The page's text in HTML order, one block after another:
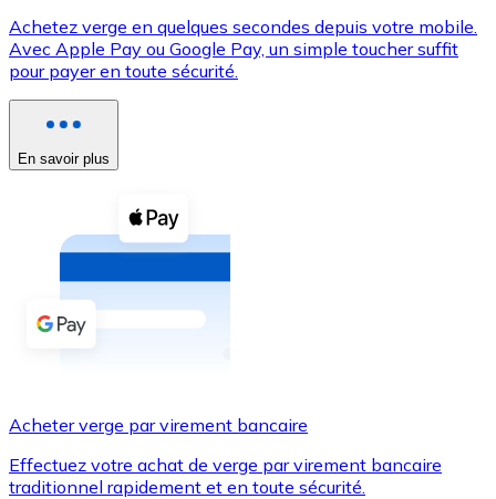
XRP
XRP
Voir toutes
Coupons crypto
Achetez des cryptomonnaies en espèces et d'autres
Acheter avec espèces
Virement SEPA
Utilisez les cartes Visa et Mastercard pour acheter
Achetez verge en quelques secondes depuis votre mobile.
Avec Apple Pay ou Google Pay, un simple toucher suffit
pour payer en toute sécurité.
En savoir plus
Acheter verge par virement bancaire
Effectuez votre achat de verge par virement bancaire
traditionnel rapidement et en toute sécurité.